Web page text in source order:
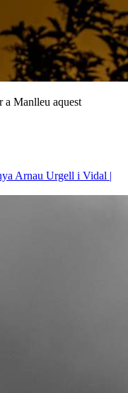
a Manlleu aquest
Arnau Urgell i Vidal |